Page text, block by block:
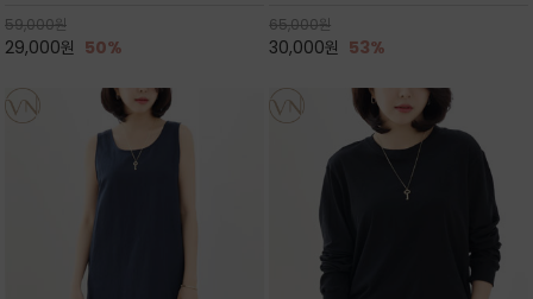
59,000원
29,000원 50%
으로도 포인트가 되며, 데일리 활
65,000원
30,000원 53%